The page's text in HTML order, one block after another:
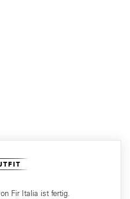
Fir Italia ist fertig.